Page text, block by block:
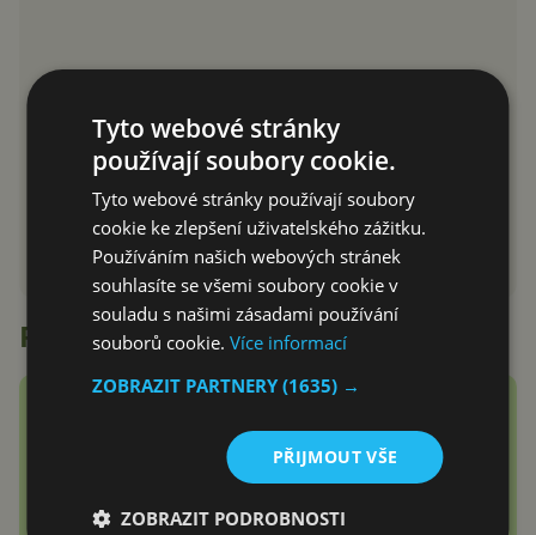
Recenze
Google Fitbit Air recenze:
Náramek bez displeje je přesně
to zařízení, které jsem
potřeboval
Adam Kurfürst
Tyto webové stránky
používají soubory cookie.
Tyto webové stránky používají soubory
cookie ke zlepšení uživatelského zážitku.
Používáním našich webových stránek
souhlasíte se všemi soubory cookie v
souladu s našimi zásadami používání
souborů cookie.Více informací
ZOBRAZIT PARTNERY(1635) →
PŘIJMOUT VŠE
ZOBRAZIT PODROBNOSTI